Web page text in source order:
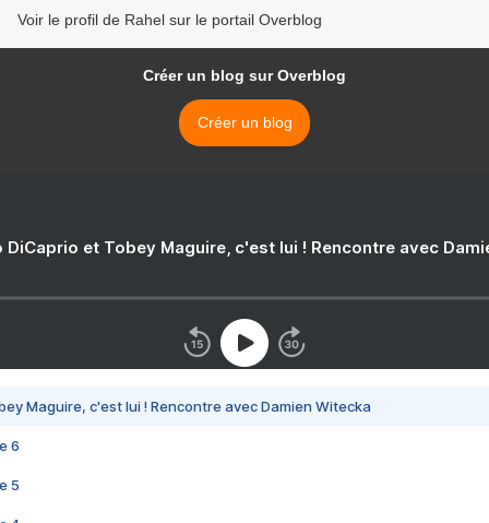
Voir le profil de Rahel sur le portail Overblog
Créer un blog sur Overblog
Créer un blog
DiCaprio et Tobey Maguire, c'est lui ! Rencontre avec
Maguire, c'est lui ! Rencontre avec Damien Witecka
6
5